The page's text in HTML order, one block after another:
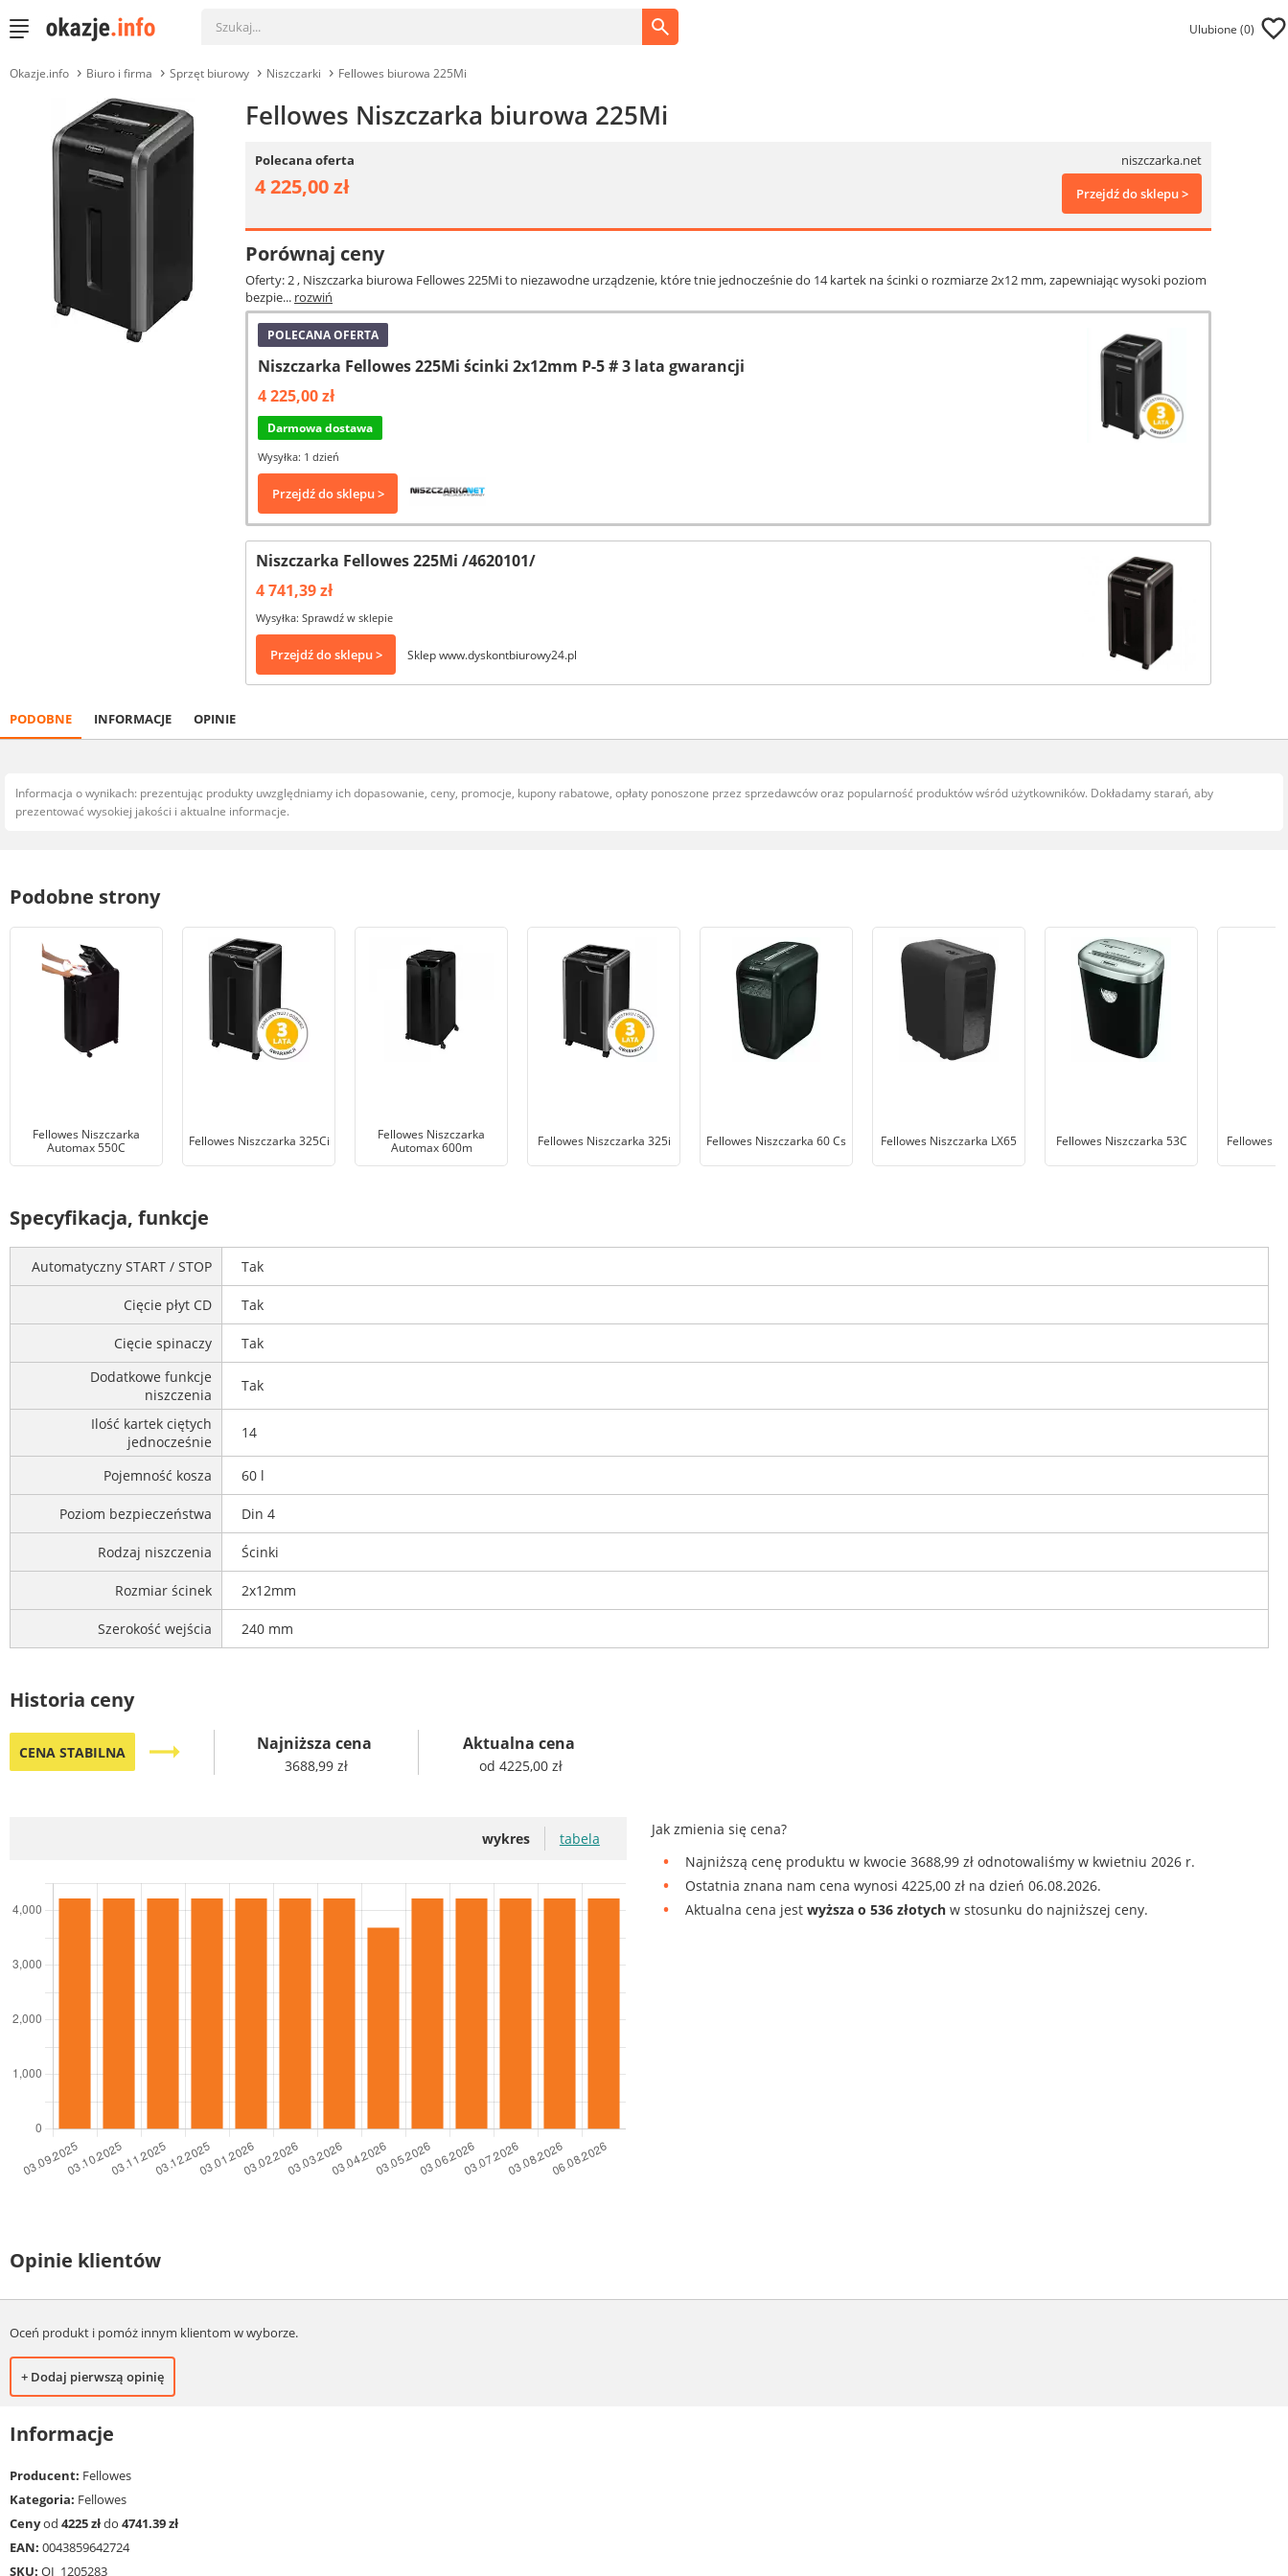
Ulubione (0)
Okazje.info Biuro i firma Sprzęt biurowy Niszczarki Fellowes biurowa 225Mi
Fellowes Niszczarka biurowa 225Mi
Polecana oferta niszczarka.net
4 225,00 zł Przejdź do sklepu >
Porównaj ceny
Oferty: 2, Niszczarka biurowa Fellowes 225Mi to niezawodne urządzenie, które tnie jednocześnie do 14 kartek na ścinki o rozmiarze 2x12 mm, zapewniając wysoki poziom
bezpie... rozwiń
POLECANA OFERTA
Niszczarka Fellowes 225Mi ścinki 2x12mm P-5 # 3 lata gwarancji
4 225,00 zł
Darmowa dostawa
Wysyłka: 1 dzień
Przejdź do sklepu >
Niszczarka Fellowes 225Mi /4620101/
4 741,39 zł
Wysyłka: Sprawdź w sklepie
Przejdź do sklepu > Sklep www.dyskontbiurowy24.pl
PODOBNE INFORMACJE OPINIE
Informacja o wynikach: prezentując produkty uwzględniamy ich dopasowanie, ceny, promocje, kupony rabatowe, opłaty ponoszone przez sprzedawców oraz popularność produktów wśród użytkowników. Dokładamy starań, aby
prezentować wysokiej jakości i aktualne informacje.
Podobne strony
Fellowes Niszczarka
Automax 550C
Fellowes Niszczarka 325Ci
Fellowes Niszczarka
Automax 600m
Fellowes Niszczarka 325i Fellowes Niszczarka 60 Cs Fellowes Niszczarka LX65 Fellowes Niszczarka 53C Fellowes
Specyfikacja, funkcje
Automatyczny START / STOP Tak
Cięcie płyt CD Tak
Cięcie spinaczy
Tak
Dodatkowe funkcje
niszczenia
Tak
Ilość kartek ciętych
jednocześnie
14
Pojemność kosza 60 l
Poziom bezpieczeństwa Din 4
Rodzaj niszczenia Ścinki
Rozmiar ścinek 2x12mm
Szerokość wejścia 240 mm
Historia ceny
CENA STABILNA trending_flat Najniższa cena
3688,99 zł
Aktualna cena
od 4225,00 zł
wykres tabela
Jak zmienia się cena?
Najniższą cenę produktu w kwocie 3688,99 zł odnotowaliśmy w kwietniu 2026 r.
Ostatnia znana nam cena wynosi 4225,00 zł na dzień 06.08.2026.
Aktualna cena jestwyższa o 536 złotych w stosunku do najniższej ceny.
Opinie klientów
Oceń produkt i pomóż innym klientom w wyborze.
+ Dodaj pierwszą opinię
Informacje
Producent: Fellowes
Kategoria: Fellowes
Cenyod 4225 złdo 4741.39 zł
EAN: 0043859642724
SKU: OI_1205283